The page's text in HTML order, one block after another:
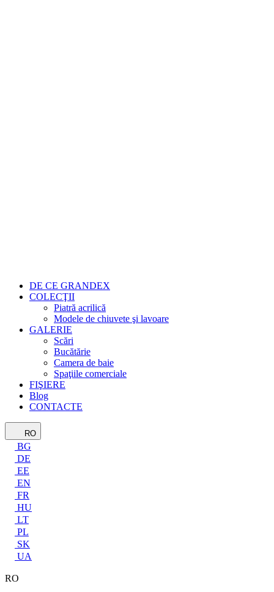
DE CE GRANDEX
COLECŢII
Piatră acrilică
Modele de chiuvete şi lavoare
GALERIE
Scări
Bucătărie
Camera de baie
Spaţiile comerciale
FIŞIERE
Blog
CONTACTE
RO
BG
DE
EE
EN
FR
HU
LT
PL
SK
UA
RO